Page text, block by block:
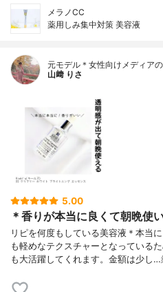
メラノCC
薬用しみ集中対策 美容液
元モデル＊女性向けメディア
山﨑 りさ
5.00
＊香りが本当に良くて朝晩使
リピを何度もしている美容液＊本当
も軽めなテクスチャーとなっている
も大活躍してくれます。金額は少し…